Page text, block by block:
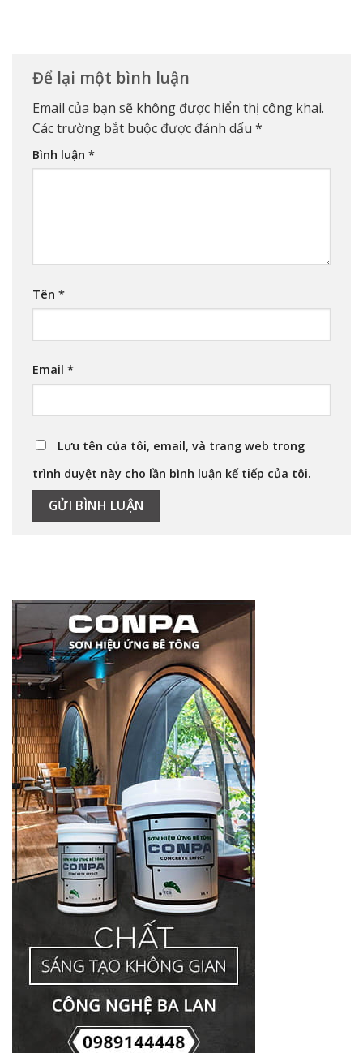
Để lại một bình luận
Email của bạn sẽ không được hiển thị công khai.
Các trường bắt buộc được đánh dấu *
Bình luận *
Tên *
Email *
Lưu tên của tôi, email, và trang web trong
trình duyệt này cho lần bình luận kế tiếp của tôi.